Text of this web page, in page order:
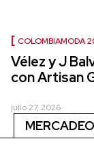
COLOMBIAMODA
Vélez y J
con Artisan
julio 27, 2026
MERCADEO